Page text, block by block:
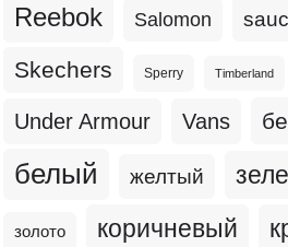
Reebok Salomon
Skechers Sperry Timberland
Under Armour Vans
белый желтый
золото коричневый